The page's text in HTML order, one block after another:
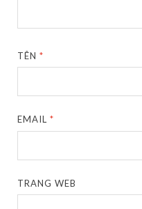
TÊN*
EMAIL*
TRANG WEB